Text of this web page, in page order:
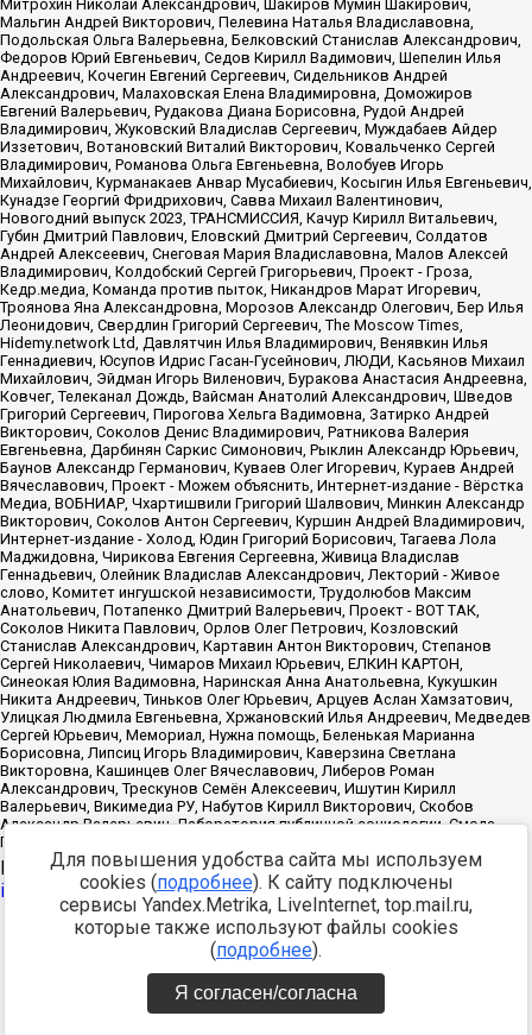
Источник:https://minjust.gov.ru/uploaded/files/reestr-
inostrannyih-agentov-22-03-2024.pdfданные на22.03.2024
Разработка -
Для повышения удобства сайта мы используем
cookies (подробнее). К сайту подключены
сервисы Yandex.Metrika, LiveInternet, top.mail.ru,
которые также используют файлы cookies
(подробнее).
Я согласен/согласна